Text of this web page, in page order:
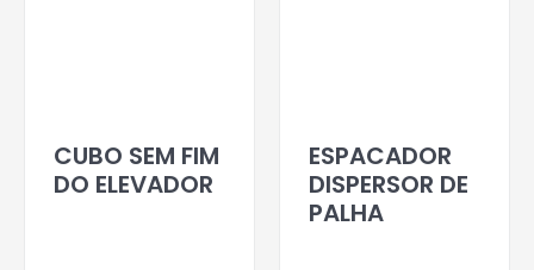
CUBO SEM FIM
DO ELEVADOR
ESPACADOR
DISPERSOR DE
PALHA